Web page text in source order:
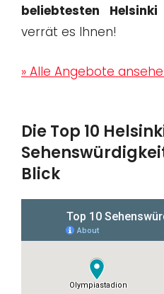
beliebtesten Helsinki
verrät es Ihnen!
» Alle Angebote
Die Top 10
Blick